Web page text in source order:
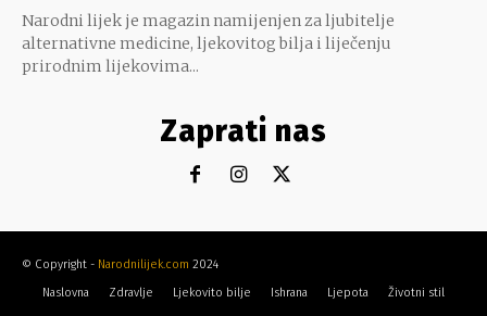
Narodni lijek je magazin namijenjen za ljubitelje
alternativne medicine, ljekovitog bilja i liječenju
prirodnim lijekovima...
Zaprati nas
© Copyright - Narodnilijek.com 2024
Naslovna
Zdravlje Ljekovito bilje Ishrana Ljepota Životni stil